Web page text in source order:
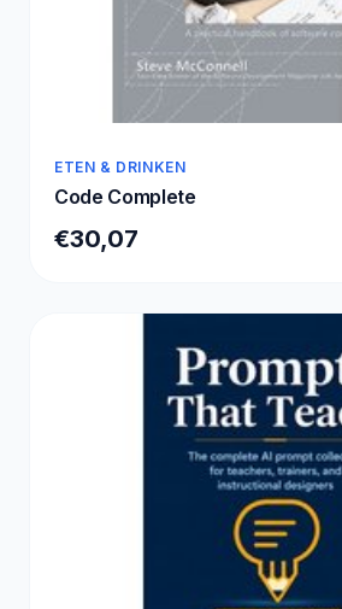
ETEN & DRINKEN
Code Complete
€30,07